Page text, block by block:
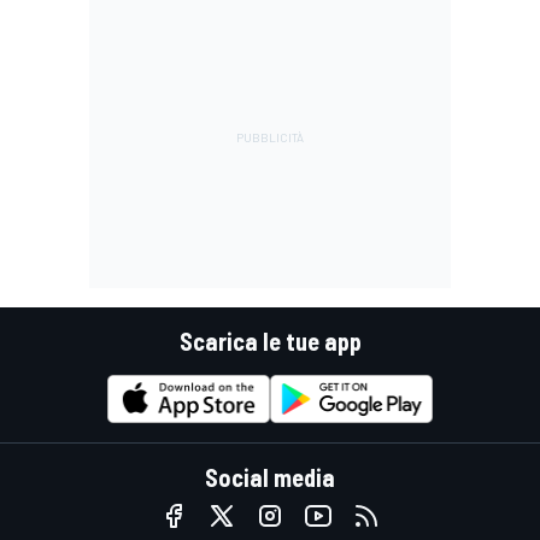
Scarica le tue app
Social media